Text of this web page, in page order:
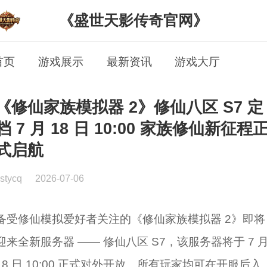
《盛世天影传奇官网》
页 游戏展示 最新资讯 游戏大厅
修仙家族模拟器 2》修仙八区 S7 定
7 月 18 日 10:00 家族修仙新征程
启航
2026-07-06
受修仙模拟爱好者关注的《修仙家族模拟器 2》即将
来全新服务器 —— 修仙八区 S7，该服务器将于 7
日 10:00 正式对外开放。所有玩家均可在开服后入